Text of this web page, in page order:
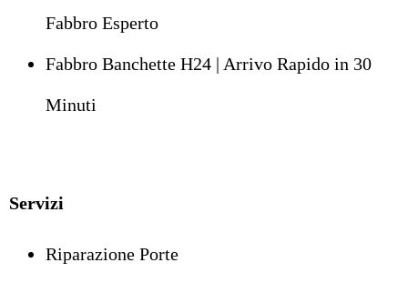
Fabbro Esperto
Fabbro Banchette H24 | Arrivo Rapido in 30
Minuti
Servizi
Riparazione Porte